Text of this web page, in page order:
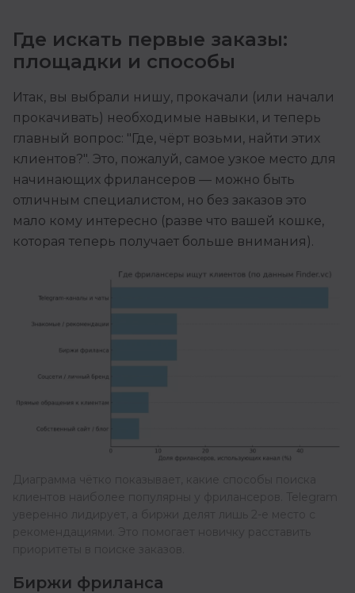
Где искать первые заказы:
площадки и способы
Итак, вы выбрали нишу, прокачали (или начали
прокачивать) необходимые навыки, и теперь
главный вопрос: "Где, чёрт возьми, найти этих
клиентов?". Это, пожалуй, самое узкое место для
начинающих фрилансеров — можно быть
отличным специалистом, но без заказов это
мало кому интересно (разве что вашей кошке,
которая теперь получает больше внимания).
Биржи фриланса